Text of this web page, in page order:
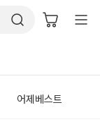
어제베스트